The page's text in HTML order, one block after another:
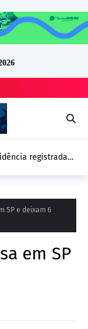
registrada
SP e deixam 6
em SP